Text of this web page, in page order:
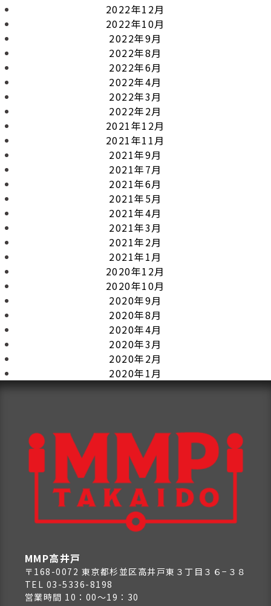
2022年12月
2022年10月
2022年9月
2022年8月
2022年6月
2022年4月
2022年3月
2022年2月
2021年12月
2021年11月
2021年9月
2021年7月
2021年6月
2021年5月
2021年4月
2021年3月
2021年2月
2021年1月
2020年12月
2020年10月
2020年9月
2020年8月
2020年4月
2020年3月
2020年2月
2020年1月
MMP高井戸
〒168-0072 東京都杉並区高井戸東３丁目３６−３８
TEL 03-5336-8198
営業時間 10：00～19：30